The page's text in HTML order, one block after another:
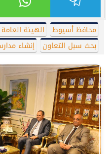
محافظ أسيوط
الهيئة العامة
بحث سبل التعاون
إنشاء